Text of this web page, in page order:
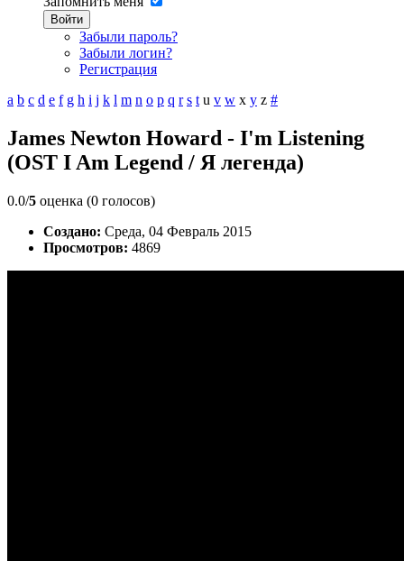
Войти
Забыли пароль?
Забыли логин?
Регистрация
a b c d e f g h i j k l m n o p q r s t u v w x y z #
James Newton Howard - I'm Listening
(OST I Am Legend / Я легенда)
0.0/5 оценка (0 голосов)
Создано: Среда, 04 Февраль 2015
Просмотров: 4869